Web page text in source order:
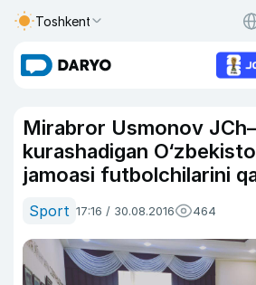
Toshkent
Mirabror Usmonov
kurashadigan
jamoasi futbolchilarini
Sport 17:16 / 30.08.2016 464